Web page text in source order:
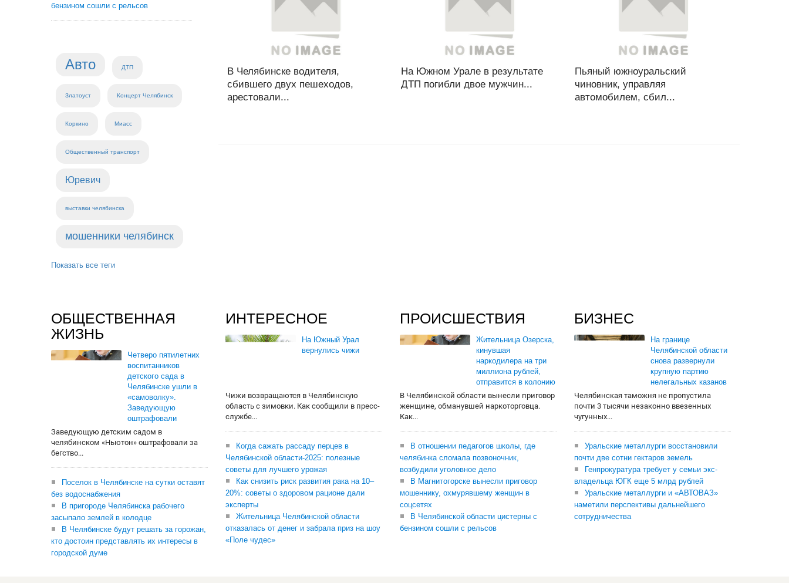
бензином сошли с рельсов
Авто ДТП
Златоуст Концерт Челябинск
Коркино Миасс
Общественный транспорт
Юревич
выставки челябинска
мошенники челябинск
Показать все теги
В Челябинске водителя,
сбившего двух пешеходов,
арестовали...
На Южном Урале в результате
ДТП погибли двое мужчин...
Пьяный южноуральский
чиновник, управляя
автомобилем, сбил...
ОБЩЕСТВЕННАЯ
ЖИЗНЬ
Четверо пятилетних
воспитанников
детского сада в
Челябинске ушли в
«самоволку».
Заведующую
оштрафовали
Заведующую детским садом в
челябинском «Ньютон» оштрафовали за
бегство...
Поселок в Челябинске на сутки оставят
без водоснабжения
В пригороде Челябинска рабочего
засыпало землей в колодце
В Челябинске будут решать за горожан,
кто достоин представлять их интересы в
городской думе
ИНТЕРЕСНОЕ
На Южный Урал
вернулись чижи
Чижи возвращаются в Челябинскую
область с зимовки. Как сообщили в пресс-
службе...
Когда сажать рассаду перцев в
Челябинской области-2025: полезные
советы для лучшего урожая
Как снизить риск развития рака на 10–
20%: советы о здоровом рационе дали
эксперты
Жительница Челябинской области
отказалась от денег и забрала приз на шоу
«Поле чудес»
ПРОИСШЕСТВИЯ
Жительница Озерска,
кинувшая
наркодилера на три
миллиона рублей,
отправится в колонию
В Челябинской области вынесли приговор
женщине, обманувшей наркоторговца.
Как...
В отношении педагогов школы, где
челябинка сломала позвоночник,
возбудили уголовное дело
В Магнитогорске вынесли приговор
мошеннику, охмурявшему женщин в
соцсетях
В Челябинской области цистерны с
бензином сошли с рельсов
БИЗНЕС
На границе
Челябинской области
снова развернули
крупную партию
нелегальных казанов
Челябинская таможня не пропустила
почти 3 тысячи незаконно ввезенных
чугунных...
Уральские металлурги восстановили
почти две сотни гектаров земель
Генпрокуратура требует у семьи экс-
владельца ЮГК еще 5 млрд рублей
Уральские металлурги и «АВТОВАЗ»
наметили перспективы дальнейшего
сотрудничества